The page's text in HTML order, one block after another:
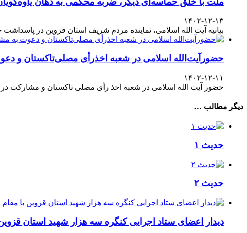
۱۴۰۲-۱۲-۱۳
بیانیه آیت الله اسلامی، نماینده مردم شریف استان قزوین در پاسداشت حضور آگاهانه ملت در انتخابات ۱۱ اسفند۱۴۰۲
حضورآیت‌الله اسلامی در شعبه اخذرأی مصلی‌تاکستان و
۱۴۰۲-۱۲-۱۱
حضور آیت الله اسلامی در شعبه اخذ رأی مصلی تاکستان و مشارکت
دیگر مطالب …
حدیث ۱
حدیث ۲
دیدار اعضای ستاد اجرایی کنگره سه هزار شهید استان